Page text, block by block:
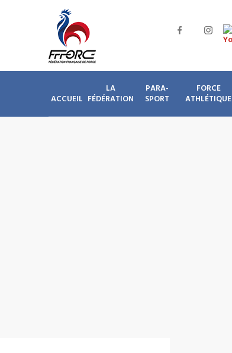
ACCUEIL
LA
FÉDÉRATION
PARA-
SPORT
FORCE
ATHLÉTIQUE